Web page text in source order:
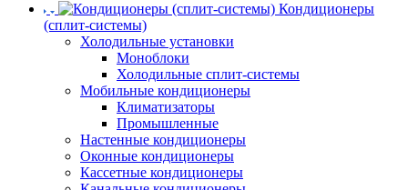
Кондиционеры
(сплит-системы)
Холодильные установки
Моноблоки
Холодильные сплит-системы
Мобильные кондиционеры
Климатизаторы
Промышленные
Настенные кондиционеры
Оконные кондиционеры
Кассетные кондиционеры